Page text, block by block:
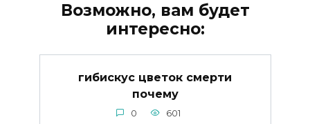
Возможно, вам будет
интересно:
гибискус цветок смерти
почему
0 601